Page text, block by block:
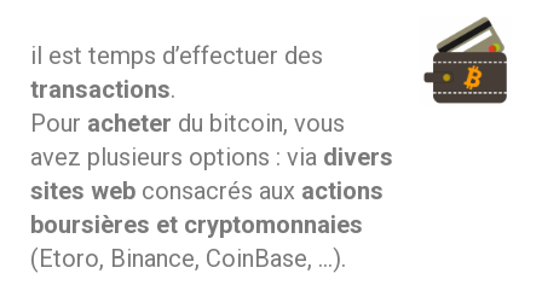
il est temps d’effectuer des
transactions.
Pour acheter du bitcoin, vous
avez plusieurs options : via divers
sites web consacrés aux actions
boursières et cryptomonnaies
(Etoro, Binance, CoinBase, …).